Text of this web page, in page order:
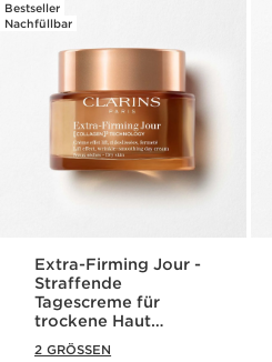
Bestseller
Nachfüllbar
Extra-Firming Jour -
Straffende
Tagescreme für
trockene Haut
(nachfüllbar)
2 GRÖSSEN